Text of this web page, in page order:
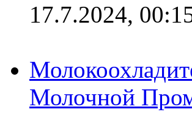
17.7.2024,
Молочной